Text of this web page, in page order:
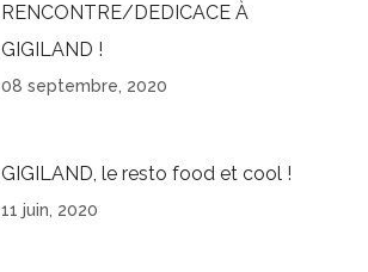
RENCONTRE/DEDICACE À
GIGILAND !
08 septembre, 2020
GIGILAND, le resto food et cool !
11 juin, 2020